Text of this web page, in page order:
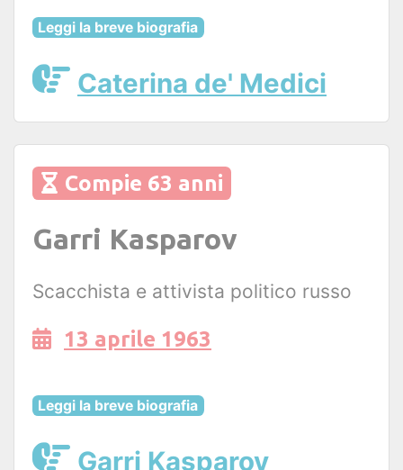
Leggi la breve biografia
Caterina de' Medici
Compie 63 anni
Garri Kasparov
Scacchista e attivista politico russo
13 aprile 1963
Leggi la breve biografia
Garri Kasparov